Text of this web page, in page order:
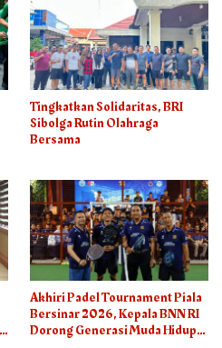
Tingkatkan Solidaritas, BRI
Sibolga Rutin Olahraga
Bersama
Akhiri Padel Tournament Piala
Bersinar 2026, Kepala BNN RI
Dorong Generasi Muda Hidup